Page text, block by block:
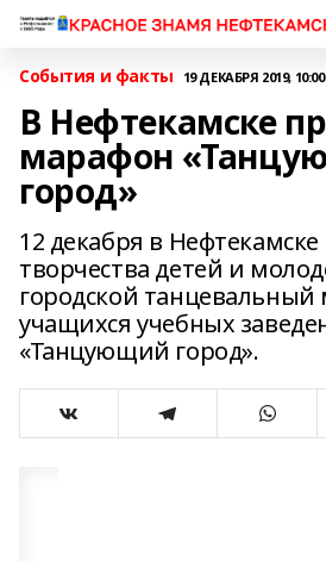
События и факты 19 ДЕКАБРЯ 2019, 10:00
В Нефтекамске
марафон
город»
12 декабря в
творчества детей и
городской
учащихся учебных
«Танцующий город».